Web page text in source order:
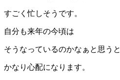
すごく忙しそうです。
自分も来年の今頃は
そうなっているのかなぁと思うと
かなり心配になります。